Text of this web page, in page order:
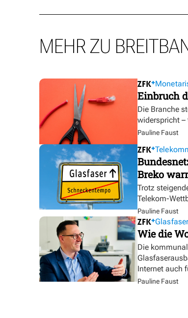
MEHR ZU
Einbruch
Die Branche
widerspricht –
Pauline Faust
Breko
Trotz
Telekom-
Pauline Faust
Wie die
Die
Internet auch
Pauline Faust